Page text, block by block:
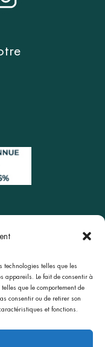
technologies telles que les
appareils. Le fait de consentir à
que le comportement de
consentir ou de retirer son
et fonctions.